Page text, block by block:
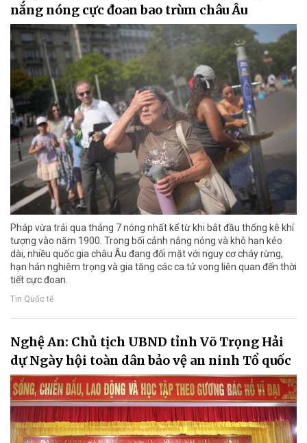
nắng nóng cực đoan bao trùm châu Âu
Pháp vừa trải qua tháng 7 nóng nhất kể từ khi bắt đầu thống kê khí
tượng vào năm 1900. Trong bối cảnh nắng nóng và khô hạn kéo
dài, nhiều quốc gia châu Âu đang đối mặt với nguy cơ cháy rừng,
hạn hán nghiêm trọng và gia tăng các ca tử vong liên quan đến thời
tiết cực đoan.
Tin Quốc tế
Nghệ An: Chủ tịch UBND tỉnh Võ Trọng Hải
dự Ngày hội toàn dân bảo vệ an ninh Tổ quốc